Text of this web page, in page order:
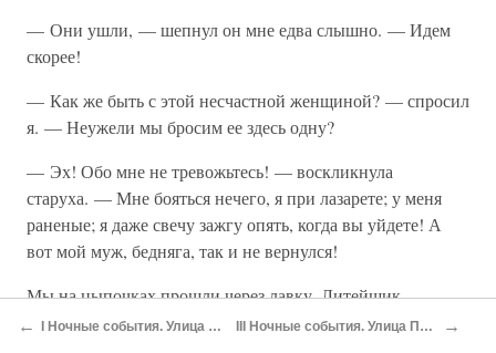
— Они ушли, — шепнул он мне едва слышно. — Идем
скорее!
— Как же быть с этой несчастной женщиной? — спросил
я. — Неужели мы бросим ее здесь одну?
— Эх! Обо мне не тревожьтесь! — воскликнула
старуха. — Мне бояться нечего, я при лазарете; у меня
раненые; я даже свечу зажгу опять, когда вы уйдете! А
вот мой муж, бедняга, так и не вернулся!
Мы на цыпочках прошли через лавку. Литейщик
бесшумно приоткрыл дверь и выглянул наружу.
← I Ночные события. Улица Тиктонн III Ночные события. Улица Пти-Карро →